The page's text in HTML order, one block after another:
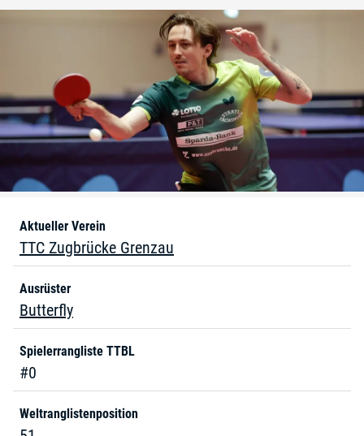
Aktueller Verein
TTC Zugbrücke Grenzau
Ausrüster
Butterfly
Spielerrangliste TTBL
#0
Weltranglistenposition